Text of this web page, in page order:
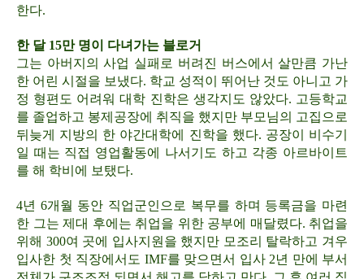
한다.
한 달 15만 명이 다녀가는 블로거
그는 아버지의 사업 실패로 버려진 버스에서 살만큼 가난
한 어린 시절을 보냈다. 학교 성적이 뛰어난 것도 아니고 가
정 형편도 어려워 대학 진학은 생각지도 않았다. 고등학교
를 졸업하고 봉제공장에 취직을 했지만 부모님의 고집으로
뒤늦게 지방의 한 야간대학에 진학을 했다. 공장이 비수기
일 때는 직접 영업활동에 나서기도 하고 각종 아르바이트
를 해 학비에 보탰다.
4년 6개월 동안 직업군인으로 복무를 하며 등록금을 마련
한 그는 제대 후에는 취업을 위한 공부에 매달렸다. 취업을
위해 300여 곳에 입사지원을 했지만 모조리 탈락하고 겨우
입사한 첫 직장에서도 IMF를 맞으면서 입사 2년 만에 부서